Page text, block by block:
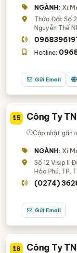
NGÀNH: Xi
Thửa Đất Số
Nguyễn Thế
Hotline:
Gửi Email
15 Công Ty
Cập nhật gần
NGÀNH: Xi
Số 12 Visip II
Hòa Phú, TP.
(0274)
Gửi Email
16 Công Ty